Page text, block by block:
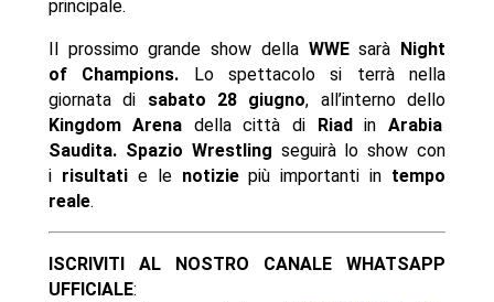
principale.
Il prossimo grande show della WWEsarà
Night
of Champions. Lo spettacolo si terrà nella
giornata di sabato 28 giugno, all’interno dello
Kingdom Arena della città di Riad in Arabia
Saudita. Spazio Wrestling seguirà lo show con
i risultatie le notiziepiù importanti in tempo
reale.
ISCRIVITI AL NOSTRO CANALE WHATSAPP
UFFICIALE: